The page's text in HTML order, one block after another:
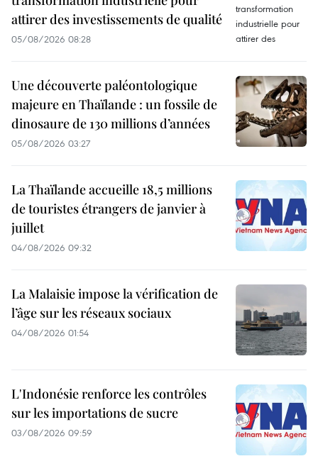
attirer des investissements de qualité
05/08/2026 08:28
Une découverte paléontologique
majeure en Thaïlande : un fossile de
dinosaure de 130 millions d’années
05/08/2026 03:27
La Thaïlande accueille 18,5 millions
de touristes étrangers de janvier à
juillet
04/08/2026 09:32
La Malaisie impose la vérification de
l’âge sur les réseaux sociaux
04/08/2026 01:54
L'Indonésie renforce les contrôles
sur les importations de sucre
03/08/2026 09:59